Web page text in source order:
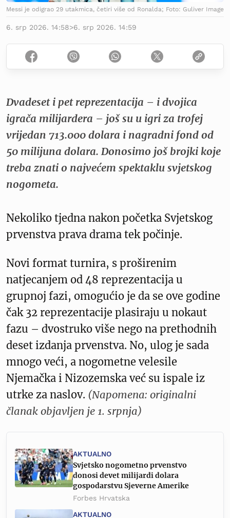
Messi je odigrao 29 utakmica, četiri više od Ronalda; Foto: Guliver Image
6. srp 2026. 14:58>6. srp 2026. 14:59
Dvadeset i pet reprezentacija – i dvojica
igrača milijardera – još su u igri za trofej
vrijedan 713.000 dolara i nagradni fond od
50 milijuna dolara. Donosimo još brojki koje
treba znati o najvećem spektaklu svjetskog
nogometa.
Nekoliko tjedna nakon početka Svjetskog
prvenstva prava drama tek počinje.
Novi format turnira, s proširenim
natjecanjem od 48 reprezentacija u
grupnoj fazi, omogućio je da se ove godine
čak 32 reprezentacije plasiraju u nokaut
fazu – dvostruko više nego na prethodnih
deset izdanja prvenstva. No, ulog je sada
mnogo veći, a nogometne velesile
Njemačka i Nizozemska već su ispale iz
utrke za naslov. (Napomena: originalni
članak objavljen je 1. srpnja)
AKTUALNO
Svjetsko nogometno prvenstvo
donosi devet milijardi dolara
gospodarstvu Sjeverne Amerike
Forbes Hrvatska
AKTUALNO